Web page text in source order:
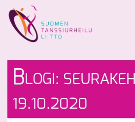
content
BLOGI:
19.10.2020